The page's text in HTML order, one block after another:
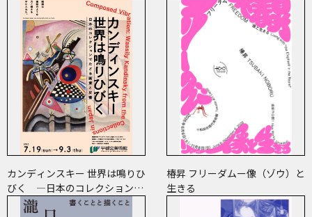
カンディンスキー 世界は鳴りひ
びく ―日本のコレクションで
たどる画業と反響―
椿昇 フリーダムー像（ゾウ）と
生きる